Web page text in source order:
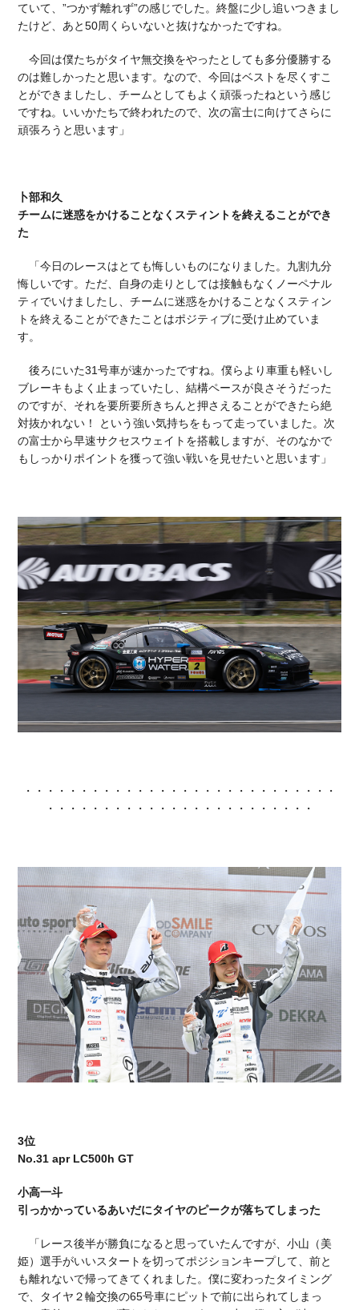
ていて、”つかず離れず”の感じでした。終盤に少し追いつきまし
たけど、あと50周くらいないと抜けなかったですね。
今回は僕たちがタイヤ無交換をやったとしても多分優勝する
のは難しかったと思います。なので、今回はベストを尽くすこ
とができましたし、チームとしてもよく頑張ったねという感じ
ですね。いいかたちで終われたので、次の富士に向けてさらに
頑張ろうと思います」
卜部和久
チームに迷惑をかけることなくスティントを終えることができ
た
「今日のレースはとても悔しいものになりました。九割九分
悔しいです。ただ、自身の走りとしては接触もなくノーペナル
ティでいけましたし、チームに迷惑をかけることなくスティン
トを終えることができたことはポジティブに受け止めていま
す。
後ろにいた31号車が速かったですね。僕らより車重も軽いし
ブレーキもよく止まっていたし、結構ペースが良さそうだった
のですが、それを要所要所きちんと押さえることができたら絶
対抜かれない！ という強い気持ちをもって走っていました。次
の富士から早速サクセスウェイトを搭載しますが、そのなかで
もしっかりポイントを獲って強い戦いを見せたいと思います」
・・・・・・・・・・・・・・・・・・・・・・・・・・・・
・・・・・・・・・・・・・・・・・・・・・・・・
3位
No.31 apr LC500h GT
小高一斗
引っかかっているあいだにタイヤのピークが落ちてしまった
「レース後半が勝負になると思っていたんですが、小山（美
姫）選手がいいスタートを切ってポジションキープして、前と
も離れないで帰ってきてくれました。僕に変わったタイミング
で、タイヤ２輪交換の65号車にピットで前に出られてしまっ